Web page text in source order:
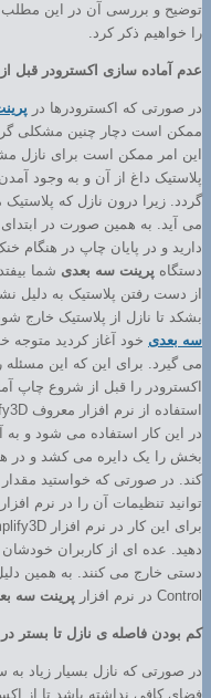
توضیح و بررسی آن در این مطلب
را خواهیم ذکر کرد.
عدم آماده سازی اکسترودر قبل
در صورتی که اکسترودرها در
ممکن است دچار چنین مشکلی
این امر ممکن است برای نازل
پلاستیک داغ از آن و به وجود
گردد. زیرا درون نازل که
می آید. به همین صورت در
دارید و در پایان چاپ در هنگام
دستگاه پرینت سه بعدی شما
از دست رفتن پلاستیک به دلیل
بشکد تا نازل از پلاستیک خارج
سه بعدی خود آغاز کردید متوجه
می گیرد. برای این که این مسئله
اکسترودر را قبل از شروع چاپ
بخش را یک دایره می کشد و در
کند. در صورتی که خواستید
توانید تنظیمات آن را در نرم افزار
دهید. عده ای از کاربران خودشان
Control در نرم افزار
پرینت سه
کم بودن فاصله ی نازل تا بستر
در صورتی که نازل بسیار زیاد
فضای کافی نداشته باشد تا از